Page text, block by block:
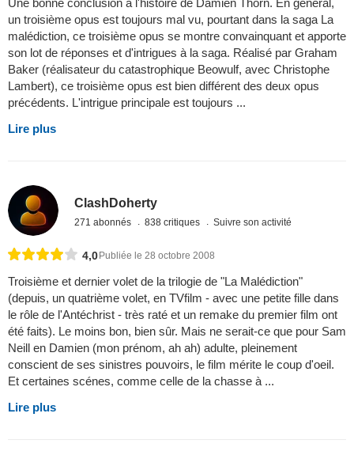
un troisième opus est toujours mal vu, pourtant dans la saga La
malédiction, ce troisième opus se montre convainquant et apporte
son lot de réponses et d'intrigues à la saga. Réalisé par Graham
Baker (réalisateur du catastrophique Beowulf, avec Christophe
Lambert), ce troisième opus est bien différent des deux opus
précédents. L'intrigue principale est toujours ...
Lire plus
ClashDoherty
271 abonnés 838 critiques Suivre son activité
4,0 Publiée le 28 octobre 2008
Troisième et dernier volet de la trilogie de "La Malédiction"
(depuis, un quatrième volet, en TVfilm - avec une petite fille dans
le rôle de l'Antéchrist - très raté et un remake du premier film ont
été faits). Le moins bon, bien sûr. Mais ne serait-ce que pour Sam
Neill en Damien (mon prénom, ah ah) adulte, pleinement
conscient de ses sinistres pouvoirs, le film mérite le coup d'oeil.
Et certaines scénes, comme celle de la chasse à ...
Lire plus